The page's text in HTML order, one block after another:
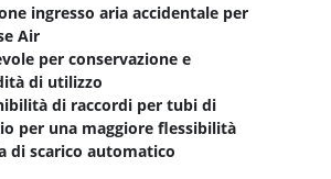
ingresso aria accidentale per
Air
per conservazione e
di utilizzo
di raccordi per tubi di
per una maggiore flessibilità
di scarico automatico